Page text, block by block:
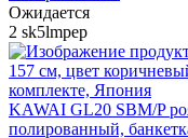
Ожидается
2 sk5lmpep
KAWAI GL20 SBM/P
полированный,